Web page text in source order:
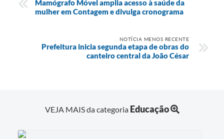
Mamógrafo Móvel amplia acesso à saúde da
mulher em Contagem e divulga cronograma
NOTÍCIA MENOS RECENTE
Prefeitura inicia segunda etapa de obras do
canteiro central da João César
VEJA MAIS da categoria Educação